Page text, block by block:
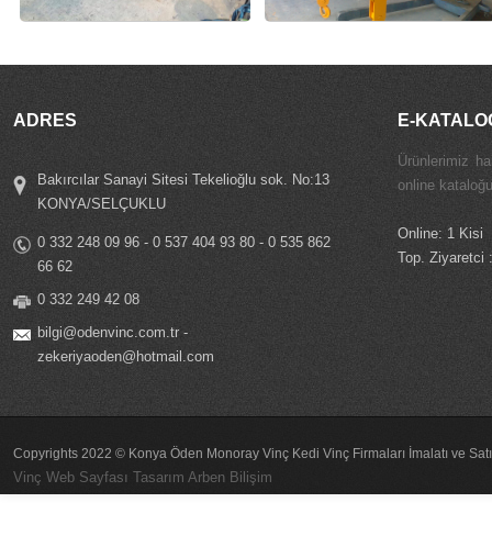
ADRES
Bakırcılar Sanayi Sitesi Tekelioğlu sok. No:13
KONYA/SELÇUKLU
0 332 248 09 96 - 0 537 404 93 80 - 0 535 862
66 62
0 332 249 42 08
bilgi@odenvinc.com.tr -
zekeriyaoden@hotmail.com
E-
Ürünlerimiz
online
Online: 1 Kisi
Top. Ziyaretci
Copyrights 2022 © Konya Öden Monoray Vinç Kedi Vinç Firmaları İmalatı ve
Vinç Web Sayfası Tasarım Arben Bilişim